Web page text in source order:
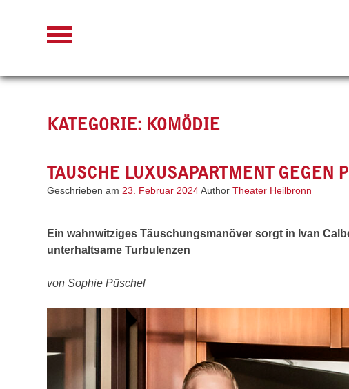
KATEGORIE: KOMÖDIE
TAUSCHE LUXUSAPARTMENT GEGEN
Geschrieben am 23. Februar 2024Author Theater Heilbronn
Ein wahnwitziges Täuschungsmanöver sorgt in Ivan
unterhaltsame Turbulenzen
von Sophie Püschel